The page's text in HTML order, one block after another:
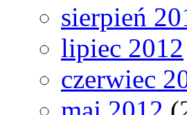
sierpień
lipiec 2012
czerwiec